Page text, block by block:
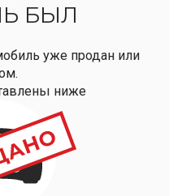
БЫЛ
уже продан или
ниже